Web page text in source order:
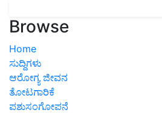
Browse
Home
ಸುದ್ದಿಗಳು
ಆರೋಗ್ಯ ಜೀವನ
ತೋಟಗಾರಿಕೆ
ಪಶುಸಂಗೋಪನೆ